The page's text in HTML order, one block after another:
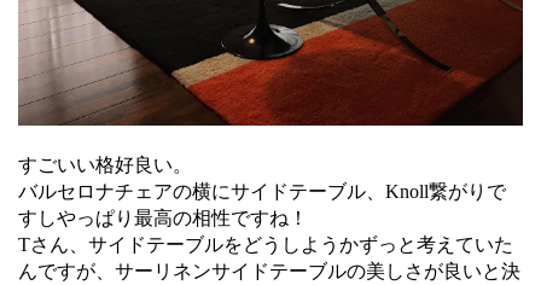
すごいい格好良い。
バルセロナチェアの横にサイドテーブル、Knoll繋がりで
すしやっぱり最高の相性ですね！
Tさん、サイドテーブルをどうしようかずっと考えていた
んですが、サーリネンサイドテーブルの美しさが良いと決